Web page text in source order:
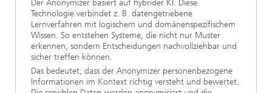
Der Anonymizer basiert auf hybrider KI. Diese
Technologie verbindet z. B. datengetriebene
Lernverfahren mit logischem und domänenspezifischem
Wissen. So entstehen Systeme, die nicht nur Muster
erkennen, sondern Entscheidungen nachvollziehbar und
sicher treffen können.
Das bedeutet, dass der Anonymizer personenbezogene
Informationen im Kontext richtig versteht und bewertet.